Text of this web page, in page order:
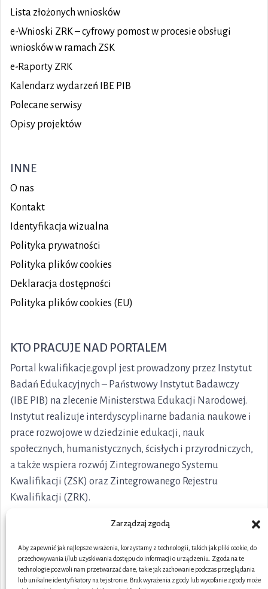
Zarządzaj zgodą
Aby zapewnić jak najlepsze wrażenia, korzystamy z technologii, takich jak pliki cookie, do
przechowywania i/lub uzyskiwania dostępu do informacji o urządzeniu. Zgoda na te
technologie pozwoli nam przetwarzać dane, takie jak zachowanie podczas przeglądania
lub unikalne identyfikatory na tej stronie. Brak wyrażenia zgody lub wycofanie zgody może
Lista złożonych wniosków
e-Wnioski ZRK – cyfrowy pomost w procesie obsługi
wniosków w ramach ZSK
e-Raporty ZRK
Kalendarz wydarzeń IBE PIB
Polecane serwisy
Opisy projektów
INNE
O nas
Kontakt
Identyfikacja wizualna
Polityka prywatności
Polityka plikówcookies
Deklaracja dostępności
Polityka plików cookies (EU)
KTO PRACUJE NAD PORTALEM
Portal kwalifikacje.gov.pl jest prowadzony przez Instytut
Badań Edukacyjnych – Państwowy Instytut Badawczy
(IBE PIB) na zlecenie Ministerstwa Edukacji Narodowej.
Instytut realizuje interdyscyplinarne badania naukowe i
prace rozwojowe w dziedzinie edukacji, nauk
społecznych, humanistycznych, ścisłych i przyrodniczych,
a także wspiera rozwój Zintegrowanego Systemu
Kwalifikacji (ZSK) oraz Zintegrowanego Rejestru
Kwalifikacji (ZRK).